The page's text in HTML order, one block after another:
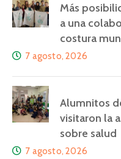
Más
a una
costura
7 agosto, 2026
Alumnitos
visitaron la
sobre salud
7 agosto, 2026